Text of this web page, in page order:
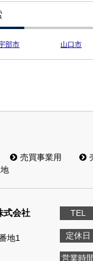
部市 山口市
売買事業用
式会社
地1
TEL
定休日
営業時間